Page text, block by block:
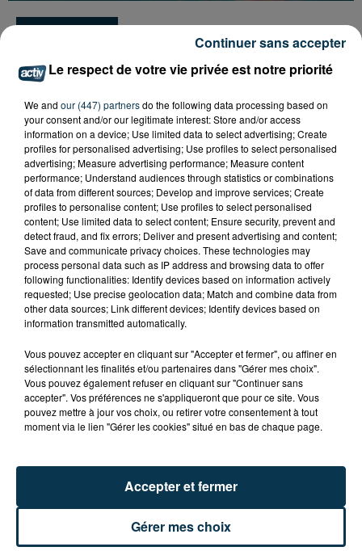
Pour sa 14ème édition, le Raid Nature 42 vous invite à
Villerest, le dimanche 15 septembre.
Il s'agit d'une compétition sportive ouverte au grand
public, par équipe de 3 !
4 parcours sont proposés, chaque raid se compose
d'un enchaînement de plusieurs disciplines qui varient
en fonction des parcours : Trail, VTT, CO, épreuve de
précision, épreuve sur corde...
Discipline en plein essor, le Raid mélange sport
Il associe efforts et milieux naturels, compétition
acharnée et découverte des plus beaux sites de notre
département.
Nouveau cette année, le Raid Nature 42 s’invite en
campagne !
Un défi entreprise est également proposé !
Le respect de votre vie privée est notre priorité
We and our (447) partnersdo the following data processing based on
your consent and/or our legitimate interest: Store and/or access
information on a device; Use limited data to select advertising; Create
profiles for personalised advertising; Use profiles to select personalised
advertising; Measure advertising performance; Measure content
performance; Understand audiences through statistics or combinations
of data from different sources; Develop and improve services; Create
profiles to personalise content; Use profiles to select personalised
content; Use limited data to select content; Ensure security, prevent and
detect fraud, and fix errors; Deliver and present advertising and content;
Save and communicate privacy choices. These technologies may
process personal data such as IP address and browsing data to offer
following functionalities: Identify devices based on information actively
requested; Use precise geolocation data; Match and combine data from
other data sources; Link different devices; Identify devices based on
information transmitted automatically.
Vous pouvez accepter en cliquant sur "Accepter et fermer", ou affiner en
sélectionnant les finalités et/ou partenaires dans "Gérer mes choix".
Vous pouvez également refuser en cliquant sur "Continuer sans
accepter". Vos préférences ne s'appliqueront que pour ce site. Vous
pouvez mettre à jour vos choix, ou retirer votre consentement à tout
moment via le lien "Gérer les cookies" situé en bas de chaque page.
Gérer mes choix
Accepter et fermer
Continuer sans accepter